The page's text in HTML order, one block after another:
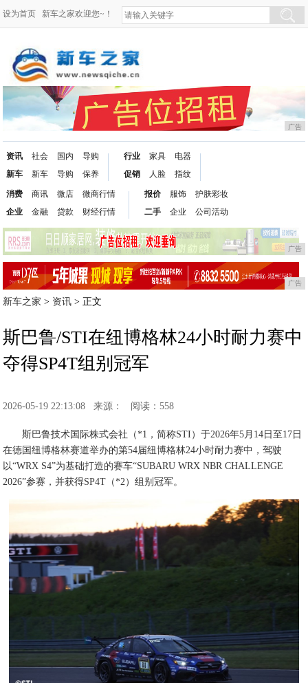
设为首页 新车之家欢迎您~！
广告
资讯
新车
社会
新车
国内
导购
导购
保养
行业
促销
家具
人脸
电器
指纹
消费
企业
商讯
金融
微店
贷款
微商行情
财经行情
报价
二手
服饰
企业
护肤彩妆
公司活动
广告
广告
新车之家 > 资讯 > 正文
斯巴鲁/STI在纽博格林24小时耐力赛中
夺得SP4T组别冠军
2026-05-19 22:13:08 来源： 阅读：558
斯巴鲁技术国际株式会社（*1，简称STI）于2026年5月14日至17日
在德国纽博格林赛道举办的第54届纽博格林24小时耐力赛中，驾驶
以“WRX S4”为基础打造的赛车“SUBARU WRX NBR CHALLENGE
2026”参赛，并获得SP4T（*2）组别冠军。